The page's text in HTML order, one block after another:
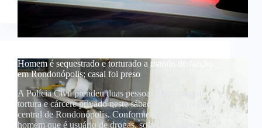
Homem é sequestrado e torturado a mando de facção
em Rondonópolis; casal foi preso
A Polícia Civil prendeu duas pessoas pelo crime de
tortura e cárcere privado neste sábado (20), na região
central de Rondonópolis. Conforme relatos, o
homem que é usuário de drogas, sofreu tortura de